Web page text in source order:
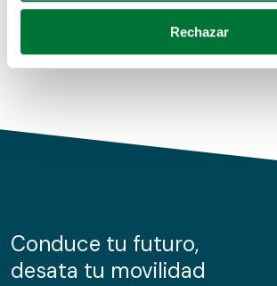
para buscar características
Obtenga más información sobre cómo
de cookies.
información sobre el uso que haga del
nuestros partners de redes sociales,
Rechazar
Conduce tu futuro,
desata tu movilidad